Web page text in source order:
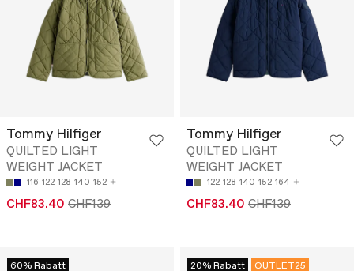
Tommy Hilfiger
QUILTED LIGHT
WEIGHT JACKET
116 122 128 140 152
CHF83.40 CHF139
Tommy Hilfiger
QUILTED LIGHT
WEIGHT JACKET
122 128 140 152 164
CHF83.40 CHF139
60% Rabatt 20% Rabatt OUTLET25